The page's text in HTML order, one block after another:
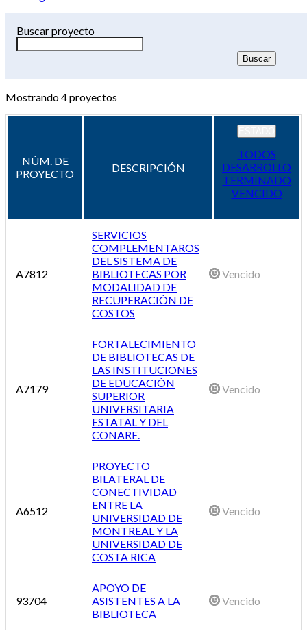
Buscar proyecto
Mostrando4proyectos
NÚM. DE
PROYECTO
DESCRIPCIÓN
TODOS
DESARROLLO
TERMINADO
VENCIDO
A7812
SERVICIOS
COMPLEMENTAROS
DEL SISTEMA DE
BIBLIOTECAS POR
MODALIDAD DE
RECUPERACIÓN DE
COSTOS
Vencido
A7179
FORTALECIMIENTO
DE BIBLIOTECAS DE
LAS INSTITUCIONES
DE EDUCACIÓN
SUPERIOR
UNIVERSITARIA
ESTATAL Y DEL
CONARE.
Vencido
A6512
PROYECTO
BILATERAL DE
CONECTIVIDAD
ENTRE LA
UNIVERSIDAD DE
MONTREAL Y LA
UNIVERSIDAD DE
COSTA RICA
Vencido
93704
APOYO DE
ASISTENTES A LA
BIBLIOTECA
Vencido